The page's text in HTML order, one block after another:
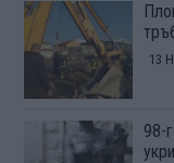
13
98-